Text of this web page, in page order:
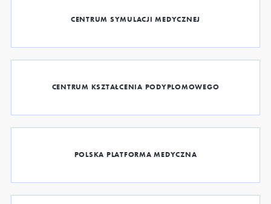
CENTRUM SYMULACJI MEDYCZNEJ
CENTRUM KSZTAŁCENIA PODYPLOMOWEGO
POLSKA PLATFORMA MEDYCZNA